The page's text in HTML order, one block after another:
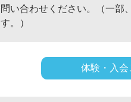
い合わせください。（一部
。）
体験・入会